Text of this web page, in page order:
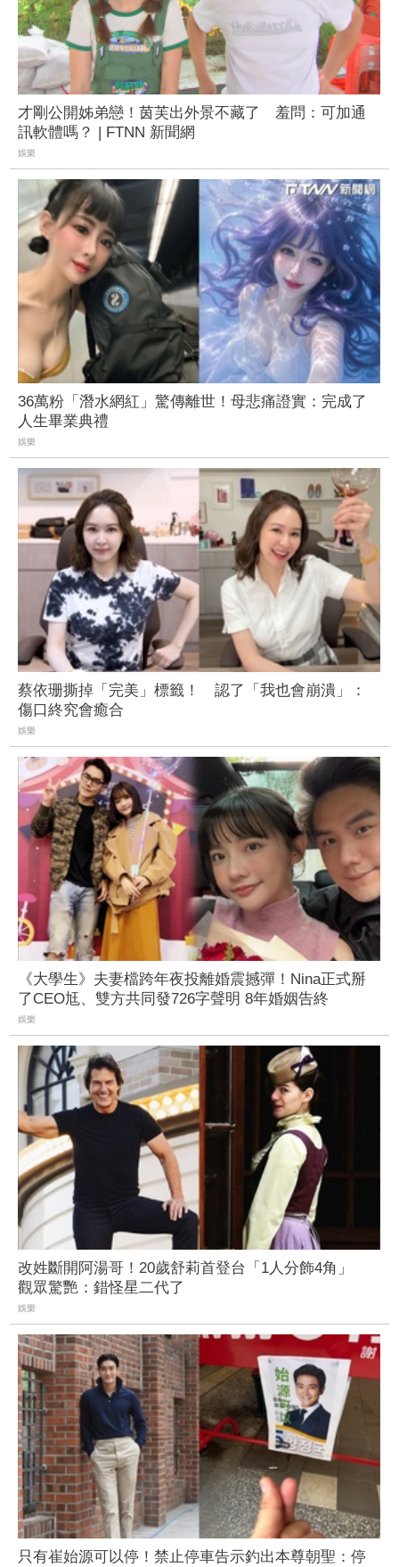
才剛公開姊弟戀！茵芙出外景不藏了 羞問：可加通
訊軟體嗎？ | FTNN 新聞網
娛樂
36萬粉「潛水網紅」驚傳離世！母悲痛證實：完成了
人生畢業典禮
娛樂
蔡依珊撕掉「完美」標籤！ 認了「我也會崩潰」：
傷口終究會癒合
娛樂
《大學生》夫妻檔跨年夜投離婚震撼彈！Nina正式掰
了CEO尪、雙方共同發726字聲明 8年婚姻告終
娛樂
改姓斷開阿湯哥！20歲舒莉首登台「1人分飾4角」
觀眾驚艷：錯怪星二代了
娛樂
只有崔始源可以停！禁止停車告示釣出本尊朝聖：停